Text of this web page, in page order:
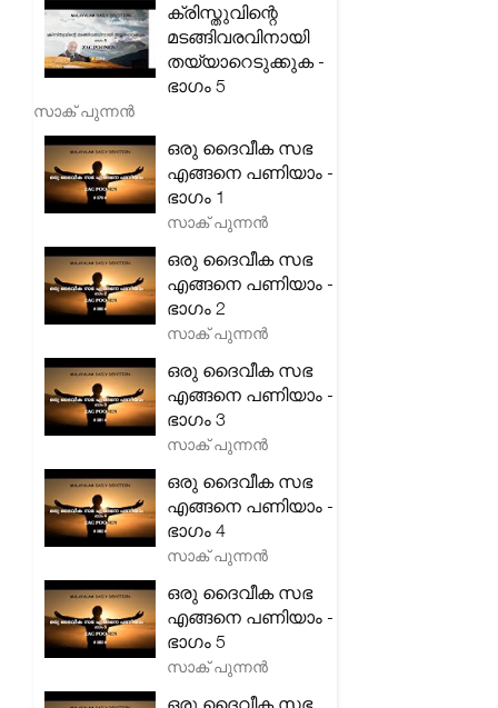
ക്രിസ്തുവിന്റെ
മടങ്ങിവരവിനായി
തയ്യാറെടുക്കുക -
ഭാഗം 5
സാക് പുന്നൻ
ഒരു ദൈവീക സഭ
എങ്ങനെ പണിയാം -
ഭാഗം 1
സാക് പുന്നൻ
ഒരു ദൈവീക സഭ
എങ്ങനെ പണിയാം -
ഭാഗം 2
സാക് പുന്നൻ
ഒരു ദൈവീക സഭ
എങ്ങനെ പണിയാം -
ഭാഗം 3
സാക് പുന്നൻ
ഒരു ദൈവീക സഭ
എങ്ങനെ പണിയാം -
ഭാഗം 4
സാക് പുന്നൻ
ഒരു ദൈവീക സഭ
എങ്ങനെ പണിയാം -
ഭാഗം 5
സാക് പുന്നൻ
ഒരു ദൈവീക സഭ